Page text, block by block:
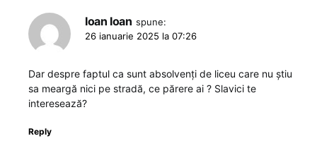
Ioan Ioan spune:
26 ianuarie 2025 la 07:26
Dar despre faptul ca sunt absolvenți de liceu care nu știu
sa meargă nici pe stradă, ce părere ai ? Slavici te
interesează?
Reply